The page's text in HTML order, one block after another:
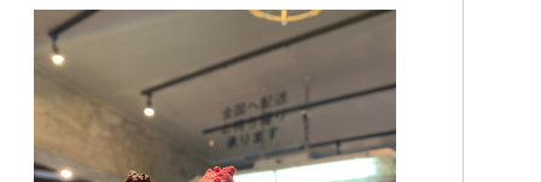
テリアの紹介